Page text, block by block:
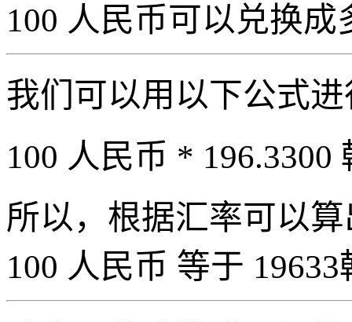
100 人民币可以兑换成
我们可以用以下公式
100 人民币 * 196.3300
所以，根据汇率可以
100 人民币 等于